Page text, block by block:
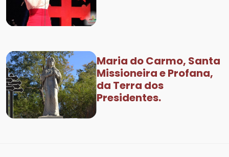
Maria do Carmo, Santa
Missioneira e Profana,
da Terra dos
Presidentes.